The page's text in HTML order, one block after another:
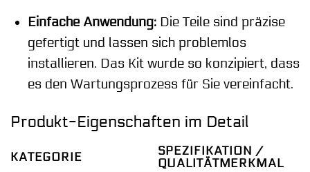
Einfache Anwendung:Die Teile sind präzise
gefertigt und lassen sich problemlos
installieren. Das Kit wurde so konzipiert, dass
es den Wartungsprozess für Sie vereinfacht.
Produkt-Eigenschaften im Detail
KATEGORIE
SPEZIFIKATION /
QUALITÄTMERKMAL